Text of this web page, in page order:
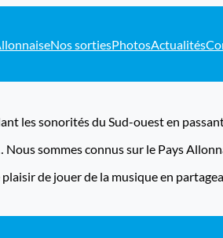
Nos sortiesPhotosActualités
les sonorités du Sud-ouest en
sommes connus sur le Pays
de jouer de la musique en